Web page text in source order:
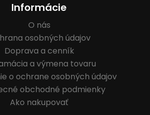
Informácie
O nás
osobných údajov
Doprava a cenník
a výmena tovaru
o ochrane osobných údajov
obchodné podmienky
Ako nakupovať